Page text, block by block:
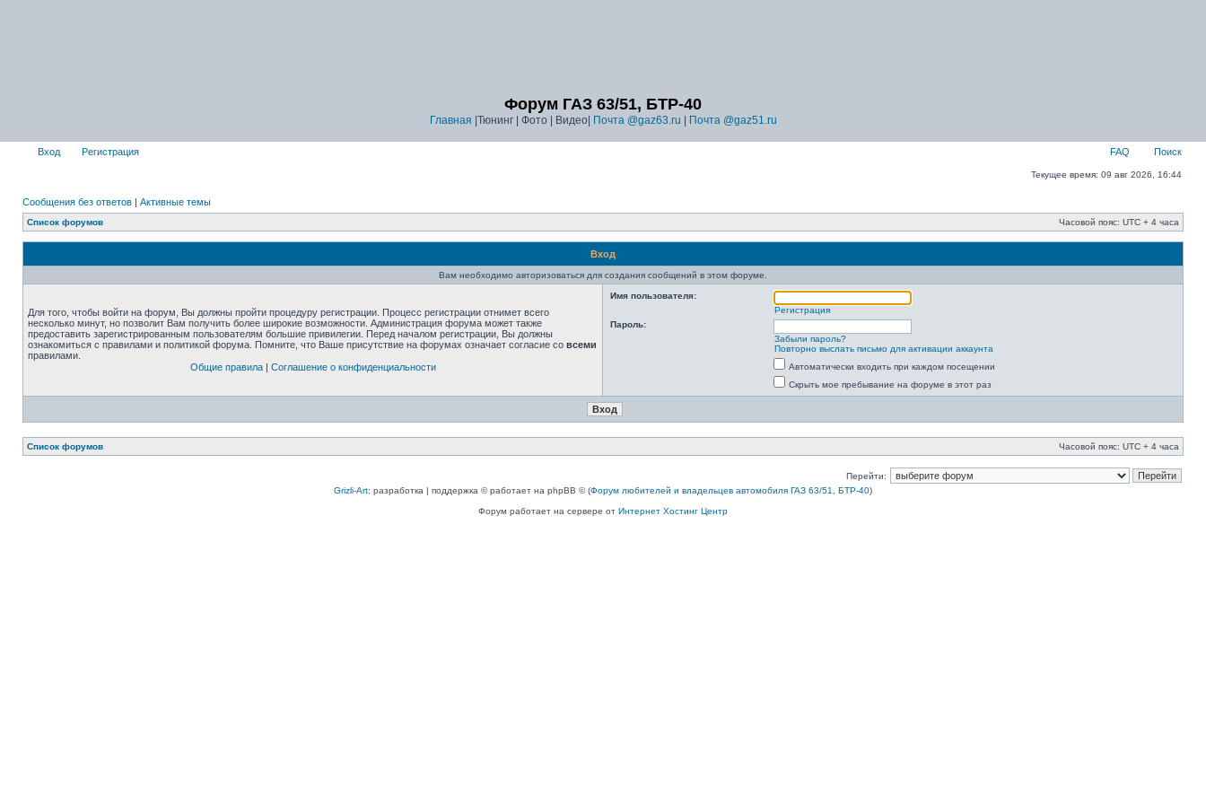
Форум ГАЗ 63/51, БТР-40
Главная |Тюнинг | Фото | Видео| Почта @gaz63.ru Почта @gaz51.ru
Вход Регистрация FAQ Поиск
Текущее время: 09 авг 2026, 16:44
Сообщения без ответов | Активные темы
Список форумов Часовой пояс: UTC + 4 часа
Вход
Вам необходимо авторизоваться для создания сообщений в этом форуме.
Для того, чтобы войти на форум, Вы должны пройти процедуру регистрации. Процесс регистрации отнимет всего
несколько минут, но позволит Вам получить более широкие возможности. Администрация форума может также
предоставить зарегистрированным пользователям большие привилегии. Перед началом регистрации, Вы должны
ознакомиться с правилами и политикой форума. Помните, что Ваше присутствие на форумах означает согласие со всеми
правилами.
Общие правила| Соглашение о конфиденциальности
Имя пользователя:
Регистрация
Пароль:
Забыли пароль?
Повторно выслать письмо для активации аккаунта
Автоматически входить при каждом посещении
Скрыть мое пребывание на форуме в этот раз
Список форумов Часовой пояс: UTC + 4 часа
Перейти:
Grizli-Art: разработка | поддержка © работает на phpBB © (Форум любителей и владельцев автомобиля ГАЗ 63/51, БТР-40)
Форум работает на сервере от Интернет Хостинг Центр